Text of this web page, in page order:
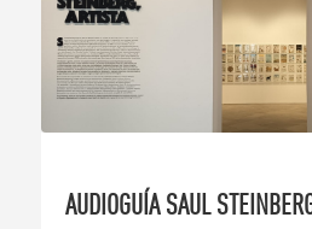
AUDIOGUÍA SAUL